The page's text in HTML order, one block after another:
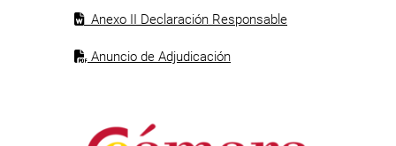
Anexo II Declaración Responsable
Anuncio de Adjudicación